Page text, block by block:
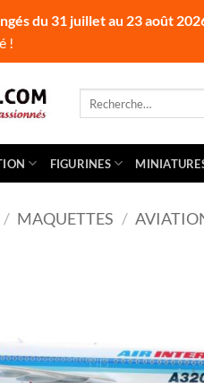
du 31 juillet au 23 août
!
FIGURINES
/ MAQUETTES /